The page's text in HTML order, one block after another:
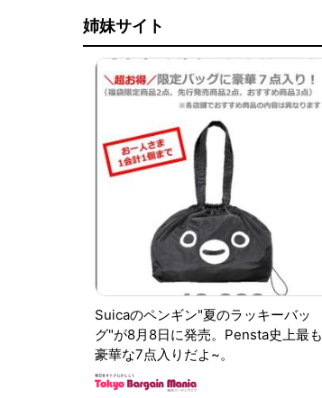
姉妹サイト
Suicaのペンギン"夏のラッキーバッ
グ"が8月8日に発売。Pensta史上最も
豪華な7点入りだよ~。